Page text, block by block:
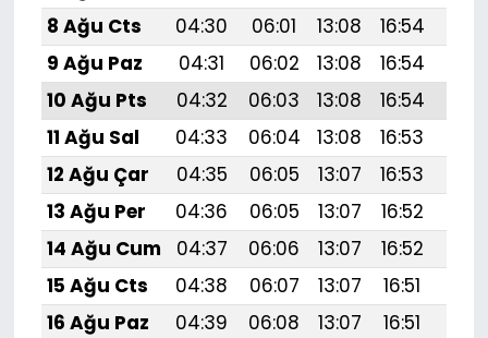
8 Ağu Cts
04:30 06:01 13:08 16:54
9 Ağu Paz
04:31 06:02 13:08 16:54
10 Ağu Pts
04:32 06:03 13:08 16:54
11 Ağu Sal
04:33 06:04 13:08 16:53
12 Ağu Çar
04:35 06:05 13:07 16:53
13 Ağu Per
04:36 06:05 13:07 16:52
14 Ağu Cum
04:37 06:06 13:07 16:52
15 Ağu Cts
04:38 06:07 13:07 16:51
16 Ağu Paz
04:39 06:08 13:07 16:51